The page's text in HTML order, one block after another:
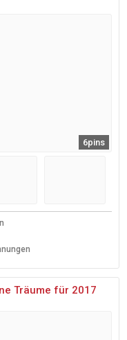
6pins
Träume für 2017